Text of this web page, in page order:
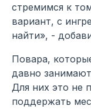
стремимся к
вариант, с
найти», -
Повара,
давно
Для них это не
поддержать